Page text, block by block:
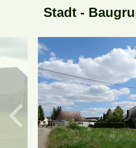
Stadt -